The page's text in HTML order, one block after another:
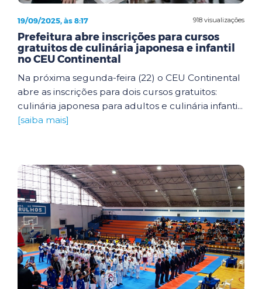
918 visualizações
19/09/2025, às 8:17
Prefeitura abre inscrições para cursos
gratuitos de culinária japonesa e infantil
no CEU Continental
Na próxima segunda-feira (22) o CEU Continental
abre as inscrições para dois cursos gratuitos:
culinária japonesa para adultos e culinária infanti...
[saiba mais]